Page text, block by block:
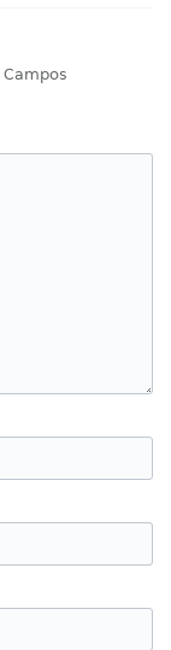
Campos